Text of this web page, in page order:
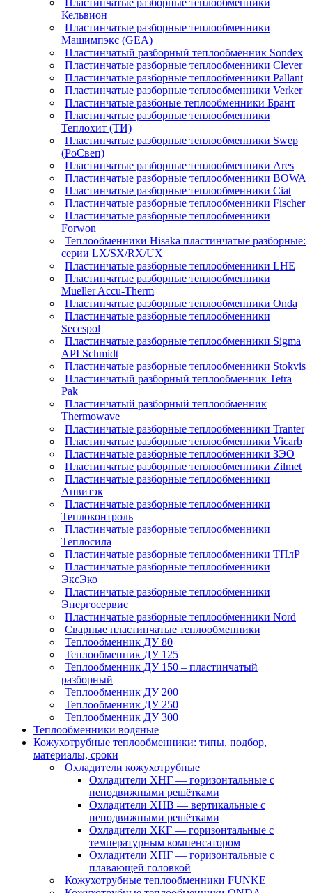
Пластинчатые разборные теплообменники
Кельвион
Пластинчатые разборные теплообменники
Машимпэкс (GEA)
Пластинчатый разборный теплообменник Sondex
Пластинчатые разборные теплообменники Clever
Пластинчатые разборные теплообменники Pallant
Пластинчатые разборные теплообменники Verker
Пластинчатые разбоные теплообменники Брант
Пластинчатые разборные теплообменники
Теплохит (ТИ)
Пластинчатые разборные теплообменники Swep
(РоСвеп)
Пластинчатые разборные теплообменники Ares
Пластинчатые разборные теплообменники BOWA
Пластинчатые разборные теплообменники Ciat
Пластинчатые разборные теплообменники Fischer
Пластинчатые разборные теплообменники
Forwon
Теплообменники Hisaka пластинчатые разборные:
серии LX/SX/RX/UX
Пластинчатые разборные теплообменники LHE
Пластинчатые разборные теплообменники
Mueller Accu-Therm
Пластинчатые разборные теплообменники Onda
Пластинчатые разборные теплообменники
Secespol
Пластинчатые разборные теплообменники Sigma
API Schmidt
Пластинчатые разборные теплообменники Stokvis
Пластинчатый разборный теплообменник Tetra
Pak
Пластинчатый разборный теплообменник
Thermowave
Пластинчатые разборные теплообменники Tranter
Пластинчатые разборные теплообменники Vicarb
Пластинчатые разборные теплообменники ЗЭО
Пластинчатые разборные теплообменники Zilmet
Пластинчатые разборные теплообменники
Анвитэк
Пластинчатые разборные теплообменники
Теплоконтроль
Пластинчатые разборные теплообменники
Теплосила
Пластинчатые разборные теплообменники ТПлР
Пластинчатые разборные теплообменники
ЭксЭко
Пластинчатые разборные теплообменники
Энергосервис
Пластинчатые разборные теплообменники Nord
Сварные пластинчатые теплообменники
Теплообменник ДУ 80
Теплообменник ДУ 125
Теплообменник ДУ 150 – пластинчатый
разборный
Теплообменник ДУ 200
Теплообменник ДУ 250
Теплообменник ДУ 300
Теплообменники водяные
Кожухотрубные теплообменники: типы, подбор,
материалы, сроки
Охладители кожухотрубные
Охладители ХНГ — горизонтальные с
неподвижными решётками
Охладители ХНВ — вертикальные с
неподвижными решётками
Охладители ХКГ — горизонтальные с
температурным компенсатором
Охладители ХПГ — горизонтальные с
плавающей головкой
Кожухотрубные теплообменники FUNKE